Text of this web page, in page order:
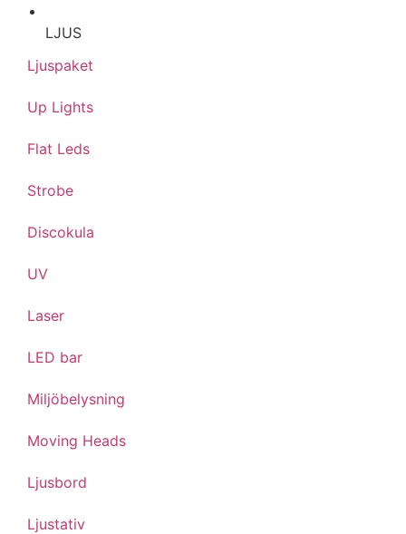
LJUS
Ljuspaket
Up Lights
Flat Leds
Strobe
Discokula
UV
Laser
LED bar
Miljöbelysning
Moving Heads
Ljusbord
Ljustativ